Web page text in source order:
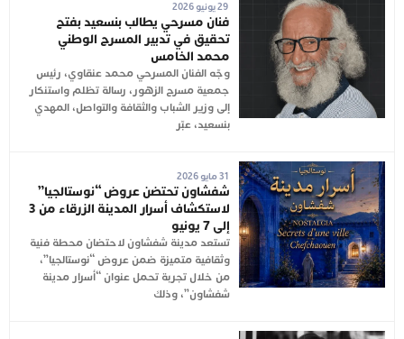
29 يونيو 2026
فنان مسرحي يطالب بنسعيد بفتح
تحقيق في تدبير المسرح الوطني
محمد الخامس
وجّه الفنان المسرحي محمد عنقاوي، رئيس
جمعية مسرح الزهور، رسالة تظلم واستنكار
إلى وزير الشباب والثقافة والتواصل، المهدي
بنسعيد، عبّر
31 مايو 2026
شفشاون تحتضن عروض “نوستالجيا”
لاستكشاف أسرار المدينة الزرقاء من 3
إلى 7 يونيو
تستعد مدينة شفشاون لاحتضان محطة فنية
وثقافية متميزة ضمن عروض “نوستالجيا”،
من خلال تجربة تحمل عنوان “أسرار مدينة
شفشاون”، وذلك